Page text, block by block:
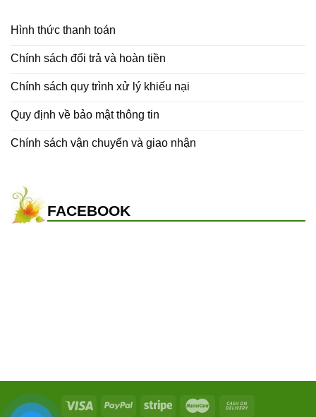
Hình thức thanh toán
Chính sách đổi trả và hoàn tiền
Chính sách quy trình xử lý khiếu nại
Quy định về bảo mật thông tin
Chính sách vận chuyển và giao nhận
FACEBOOK